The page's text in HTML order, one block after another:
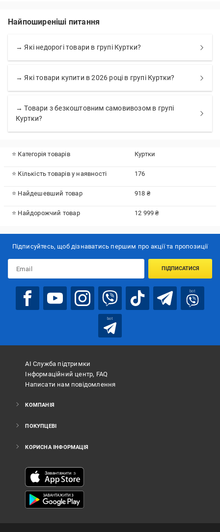
Найпоширеніші питання
→ Які недорогі товари в групі Куртки?
→ Які товари купити в 2026 році в групі Куртки?
→ Товари з безкоштовним самовивозом в групі
Куртки?
⭐ Категорія товарів Куртки
⭐ Кількість товарів у наявності 176
⭐ Найдешевший товар 918 ₴
⭐ Найдорожчий товар 12 999 ₴
Підписуйтесь, щоб дізнаватись першим про акції та пропозиції
ПІДПИСАТИСЯ
bot
bot
АІ Служба підтримки
Інформаційний центр, FAQ
Написати нам повідомлення
КОМПАНІЯ
ПОКУПЦЕВІ
КОРИСНА ІНФОРМАЦІЯ